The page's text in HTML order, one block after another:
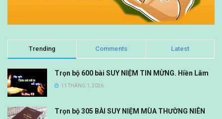
Trending Comments Latest
Trọn bộ 600 bài SUY NIỆM TIN MỪNG. Hiền Lâm
11 THÁNG 1, 2026
Trọn bộ 305 BÀI SUY NIỆM MÙA THƯỜNG NIÊN